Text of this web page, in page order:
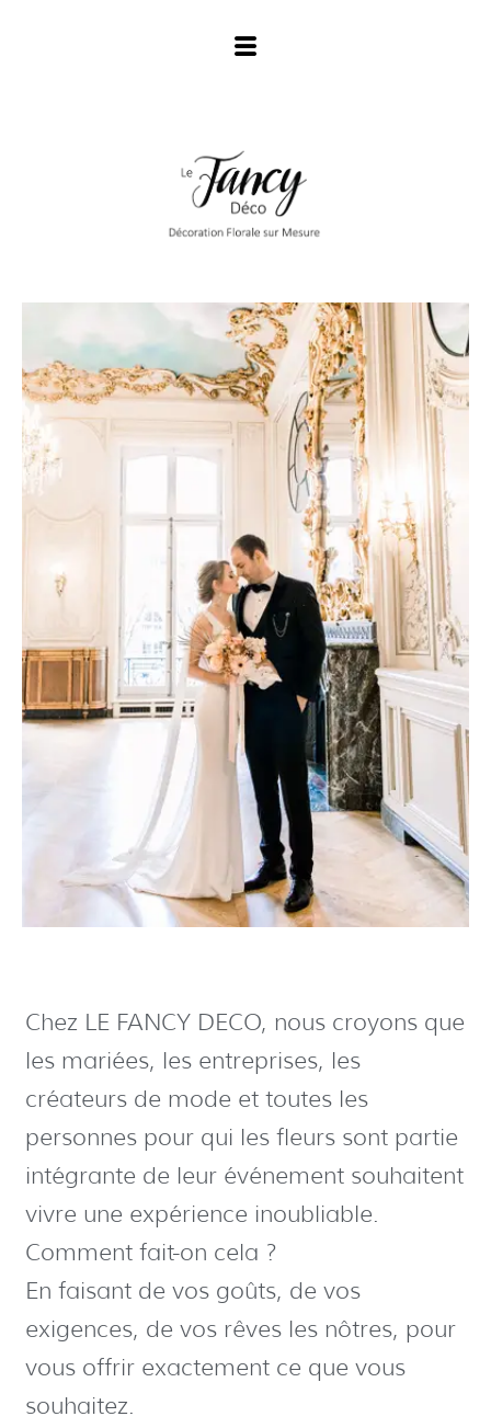
Chez LE FANCY DECO, nous croyons que
les mariées, les entreprises, les
créateurs de mode et toutes les
personnes pour qui les fleurs sont partie
intégrante de leur événement souhaitent
vivre une expérience inoubliable.
Comment fait-on cela ?
En faisant de vos goûts, de vos
exigences, de vos rêves les nôtres, pour
vous offrir exactement ce que vous
souhaitez.